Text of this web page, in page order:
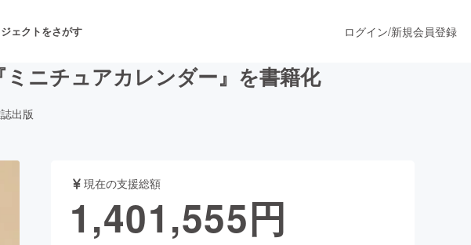
ェクトをさがす
舞台・パフォーマンス
ファッション
ログイン/新規会員登録
ニチュアカレンダー』を書籍化
出版
現在の支援総額
1,401,555円